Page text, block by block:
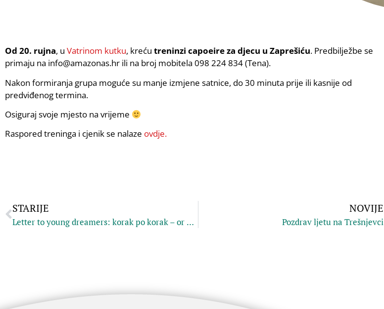
Od 20. rujna, u Vatrinom kutku, kreću treninzi capoeire za djecu u Zaprešiću. Predbilježbe se
primaju na info@amazonas.hr ili na broj mobitela 098 224 834 (Tena).
Nakon formiranja grupa moguće su manje izmjene satnice, do 30 minuta prije ili kasnije od
predviđenog termina.
Osiguraj svoje mjesto na vrijeme
Raspored treninga i cjenik se nalaze ovdje.
STARIJE
Letter to young dreamers: korak po korak – or when hard work offers you a life -changing experience
NOVIJE
Pozdrav ljetu na Trešnjevci